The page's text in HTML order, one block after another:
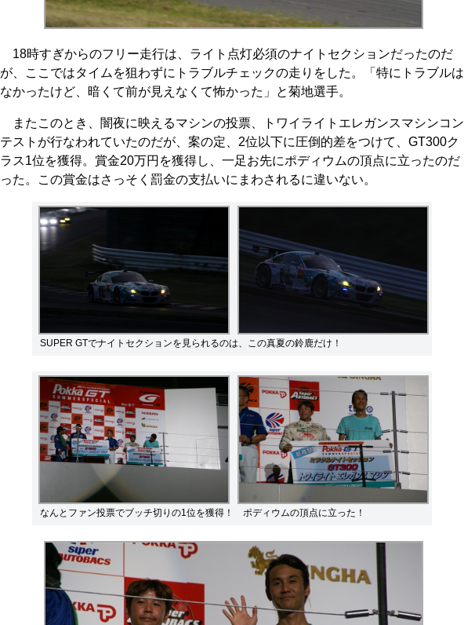
18時すぎからのフリー走行は、ライト点灯必須のナイトセクションだったのだ
が、ここではタイムを狙わずにトラブルチェックの走りをした。「特にトラブルは
なかったけど、暗くて前が見えなくて怖かった」と菊地選手。
またこのとき、闇夜に映えるマシンの投票、トワイライトエレガンスマシンコン
テストが行なわれていたのだが、案の定、2位以下に圧倒的差をつけて、GT300ク
ラス1位を獲得。賞金20万円を獲得し、一足お先にポディウムの頂点に立ったのだ
った。この賞金はさっそく罰金の支払いにまわされるに違いない。
SUPER GTでナイトセクションを見られるのは、この真夏の鈴鹿だけ！
なんとファン投票でブッチ切りの1位を獲得！ ポディウムの頂点に立った！